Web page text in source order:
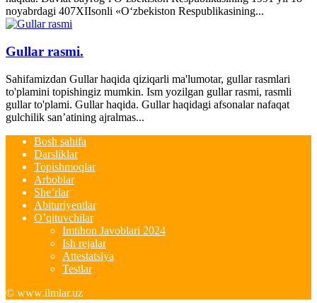
noyabrdagi 407­XII­sonli «O‘zbekiston Respublikasining...
Gullar rasmi.
Sahifamizdan Gullar haqida qiziqarli ma'lumotar, gullar rasmlari
to'plamini topishingiz mumkin. Ism yozilgan gullar rasmi, rasmli
gullar to'plami. Gullar haqida. Gullar haqidagi afsonalar nafaqat
gulchilik san’atining ajralmas...
Bosh sahifa
Darsliklar
Topishmoqlar
Arboblar
She’rlar
Abituriyentlar
O’qituvchilar
Imtihon Javoblari 2024
Ish rejalar
Attestatsiya
Testlar
© www.ilmlar.uz